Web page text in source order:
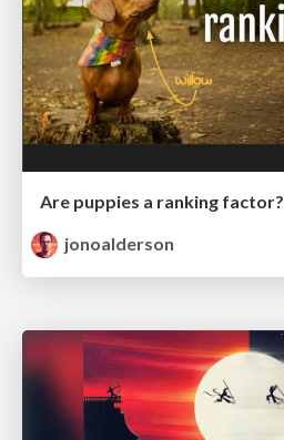
Are puppies a ranking factor?
jonoalderson